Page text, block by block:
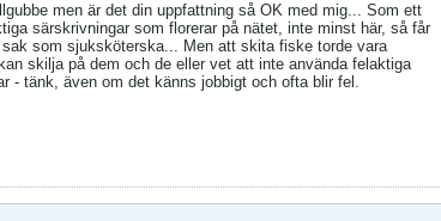
men är det din uppfattning så OK med mig... Som ett
särskrivningar som florerar på nätet, inte minst här, så får
som sjuksköterska... Men att skita fiske torde vara
skilja på dem och de eller vet att inte använda felaktiga
- tänk, även om det känns jobbigt och ofta blir fel.